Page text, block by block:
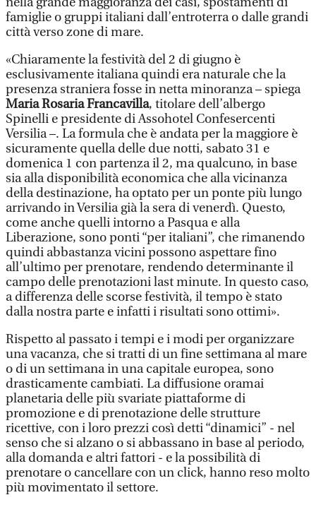
famiglie o gruppi italiani dall’entroterra o dalle grandi
città verso zone di mare.
«Chiaramente la festività del 2 di giugno è
esclusivamente italiana quindi era naturale che la
presenza straniera fosse in netta minoranza – spiega
Maria Rosaria Francavilla, titolare dell’albergo
Spinelli e presidente di Assohotel Confesercenti
Versilia –. La formula che è andata per la maggiore è
sicuramente quella delle due notti, sabato 31 e
domenica 1 con partenza il 2, ma qualcuno, in base
sia alla disponibilità economica che alla vicinanza
della destinazione, ha optato per un ponte più lungo
arrivando in Versilia già la sera di venerdì. Questo,
come anche quelli intorno a Pasqua e alla
Liberazione, sono ponti “per italiani”, che rimanendo
quindi abbastanza vicini possono aspettare fino
all’ultimo per prenotare, rendendo determinante il
campo delle prenotazioni last minute. In questo caso,
a differenza delle scorse festività, il tempo è stato
dalla nostra parte e infatti i risultati sono ottimi».
Rispetto al passato i tempi e i modi per organizzare
una vacanza, che si tratti di un fine settimana al mare
o di un settimana in una capitale europea, sono
drasticamente cambiati. La diffusione oramai
planetaria delle più svariate piattaforme di
promozione e di prenotazione delle strutture
ricettive, con i loro prezzi così detti “dinamici” - nel
senso che si alzano o si abbassano in base al periodo,
alla domanda e altri fattori - e la possibilità di
prenotare o cancellare con un click, hanno reso molto
più movimentato il settore.